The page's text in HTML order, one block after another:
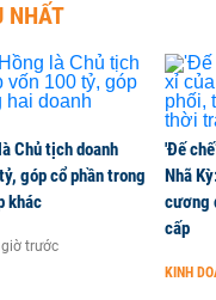
NHẤT
Chủ tịch doanh
góp cổ phần trong
khác
trước
'Đế
Nhã
cương
cấp
KINH